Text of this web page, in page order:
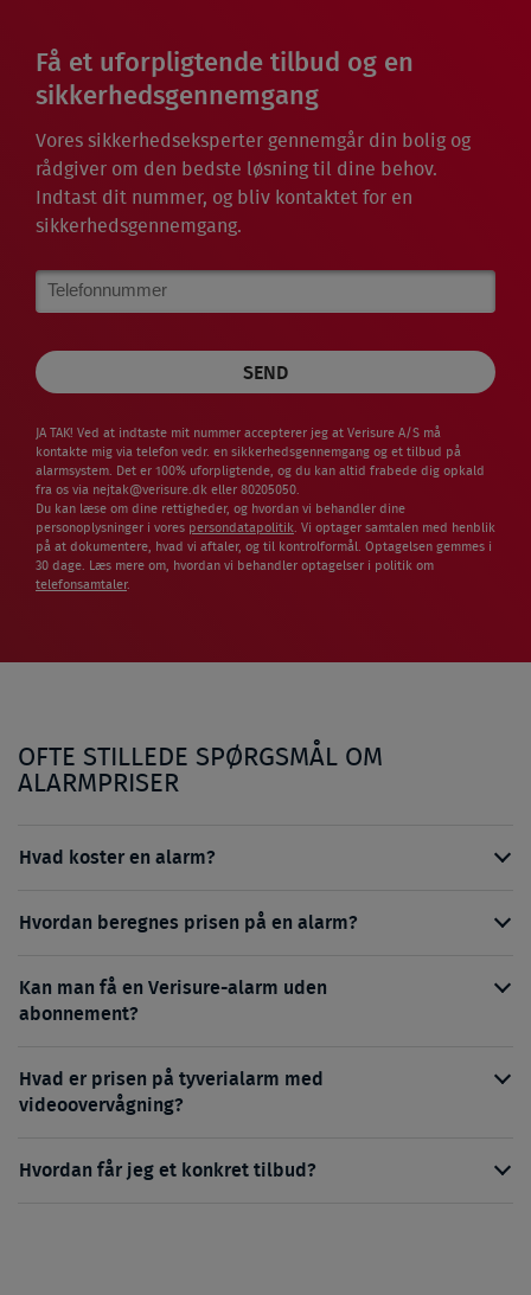
Få et uforpligtende tilbud og en
sikkerhedsgennemgang
Vores sikkerhedseksperter gennemgår din bolig og
rådgiver om den bedste løsning til dine behov.
Indtast dit nummer, og bliv kontaktet for en
sikkerhedsgennemgang.
Phone
JA TAK! Ved at indtaste mit nummer accepterer jeg at Verisure A/S må
kontakte mig via telefon vedr. en sikkerhedsgennemgang og et tilbud på
alarmsystem. Det er 100% uforpligtende, og du kan altid frabede dig opkald
fra os via nejtak@verisure.dk eller 80205050.
Du kan læse om dine rettigheder, og hvordan vi behandler dine
personoplysninger i vores persondatapolitik . Vi optager samtalen med henblik
på at dokumentere, hvad vi aftaler, og til kontrolformål. Optagelsen gemmes i
30 dage. Læs mere om, hvordan vi behandler optagelser i politik om
telefonsamtaler.
OFTE STILLEDE SPØRGSMÅL OM
ALARMPRISER
Hvad koster en alarm?
Hvordan beregnes prisen på en alarm?
Kan man få en Verisure-alarm uden
abonnement?
Hvad er prisen på tyverialarm med
videoovervågning?
Hvordan får jeg et konkret tilbud?